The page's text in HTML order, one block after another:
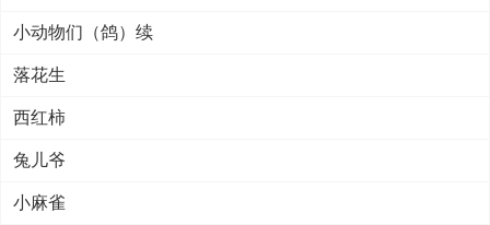
小动物们（鸽）续
落花生
西红柿
兔儿爷
小麻雀